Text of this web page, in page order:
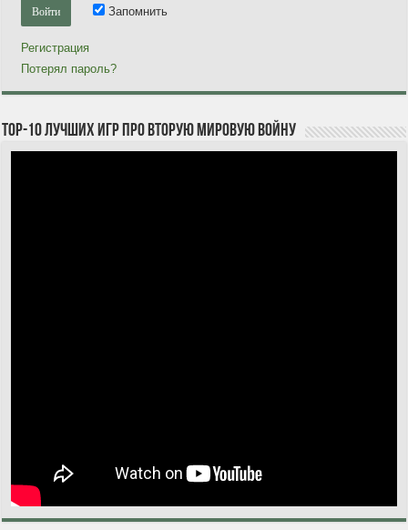
Запомнить
Регистрация
Потерял пароль?
TOP-10 лучших игр про Вторую мировую войну